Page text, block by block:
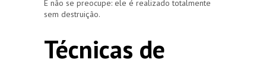
E não se preocupe: ele é realizado totalmente
sem destruição.
Técnicas de